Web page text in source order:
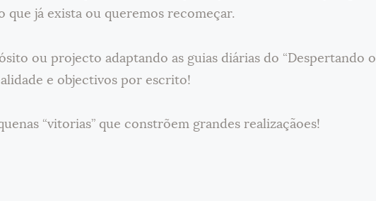
que já exista ou queremos recomeçar.
ou projecto adaptando as guias diárias do “Despertando o
e objectivos por escrito!
“vitorias” que constrõem grandes realizaçãoes!